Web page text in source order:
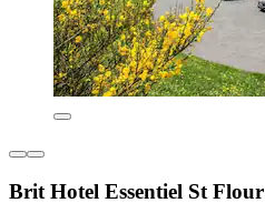
Brit Hotel Essentiel St Flour